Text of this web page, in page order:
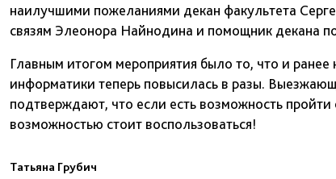
наилучшими пожеланиями декан факультета
связям Элеонора Найнодина и помощник декана
Главным итогом мероприятия было то, что и
информатики теперь повысилась в разы.
подтверждают, что если есть возможность
возможностью стоит воспользоваться!
Татьяна Грубич